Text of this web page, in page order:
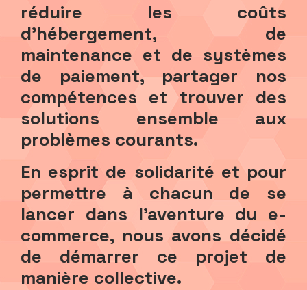
réduire les coûts
d'hébergement, de
maintenance et de systèmes
de paiement, partager nos
compétences et trouver des
solutions ensemble aux
problèmes courants.
En esprit de solidarité et pour
permettre à chacun de se
lancer dans l'aventure du e-
commerce, nous avons décidé
de démarrer ce projet de
manière collective.